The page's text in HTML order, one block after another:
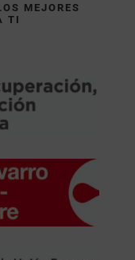
MEJORES
TI